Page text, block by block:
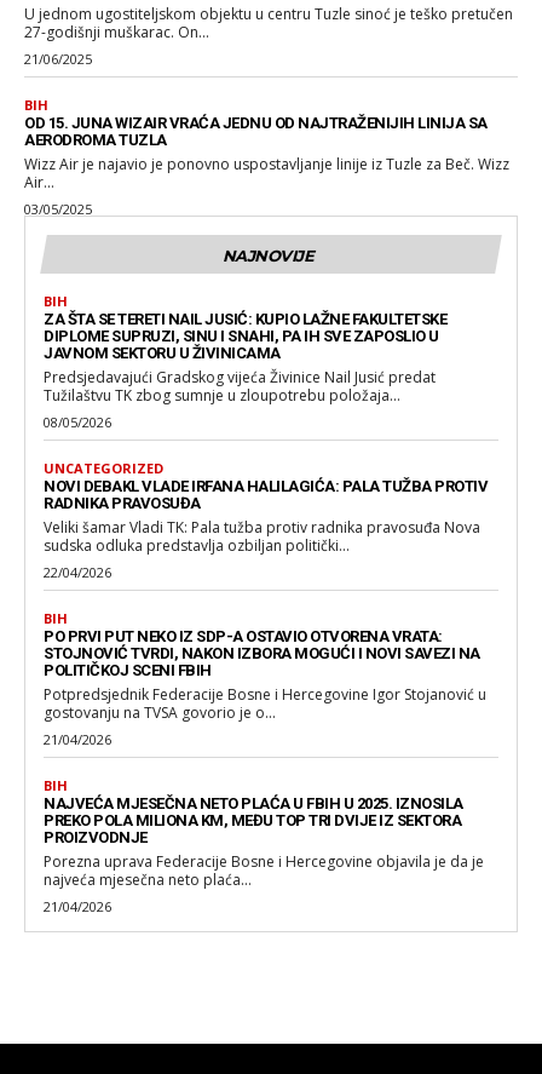
U jednom ugostiteljskom objektu u centru Tuzle sinoć je teško pretučen
27-godišnji muškarac. On...
21/06/2025
BIH
OD 15. JUNA WIZAIR VRAĆA JEDNU OD NAJTRAŽENIJIH LINIJA SA
AERODROMA TUZLA
Wizz Air je najavio je ponovno uspostavljanje linije iz Tuzle za Beč. Wizz
Air...
03/05/2025
NAJNOVIJE
BIH
ZA ŠTA SE TERETI NAIL JUSIĆ: KUPIO LAŽNE FAKULTETSKE
DIPLOME SUPRUZI, SINU I SNAHI, PA IH SVE ZAPOSLIO U
JAVNOM SEKTORU U ŽIVINICAMA
Predsjedavajući Gradskog vijeća Živinice Nail Jusić predat
Tužilaštvu TK zbog sumnje u zloupotrebu položaja...
08/05/2026
UNCATEGORIZED
NOVI DEBAKL VLADE IRFANA HALILAGIĆA: PALA TUŽBA PROTIV
RADNIKA PRAVOSUĐA
Veliki šamar Vladi TK: Pala tužba protiv radnika pravosuđa Nova
sudska odluka predstavlja ozbiljan politički...
22/04/2026
BIH
PO PRVI PUT NEKO IZ SDP-A OSTAVIO OTVORENA VRATA:
STOJNOVIĆ TVRDI, NAKON IZBORA MOGUĆI I NOVI SAVEZI NA
POLITIČKOJ SCENI FBIH
Potpredsjednik Federacije Bosne i Hercegovine Igor Stojanović u
gostovanju na TVSA govorio je o...
21/04/2026
BIH
NAJVEĆA MJESEČNA NETO PLAĆA U FBIH U 2025. IZNOSILA
PREKO POLA MILIONA KM, MEĐU TOP TRI DVIJE IZ SEKTORA
PROIZVODNJE
Porezna uprava Federacije Bosne i Hercegovine objavila je da je
najveća mjesečna neto plaća...
21/04/2026